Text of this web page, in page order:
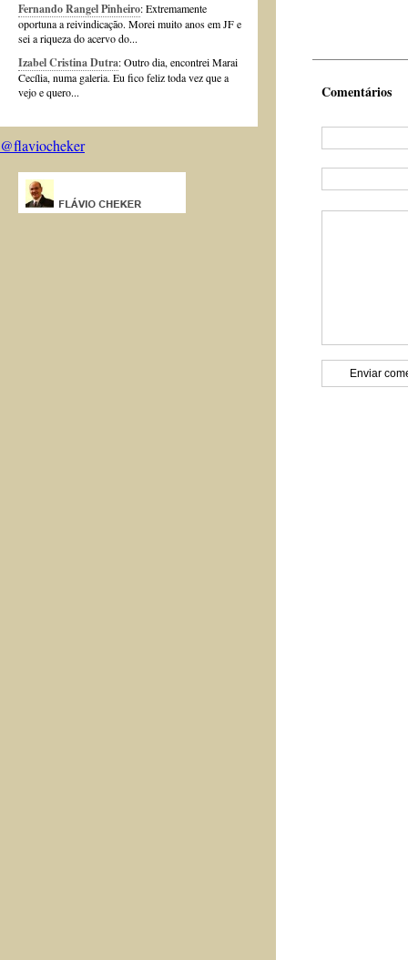
Fernando Rangel Pinheiro: Extremamente
oportuna a reivindicação. Morei muito anos em JF e
sei a riqueza do acervo do...
Izabel Cristina Dutra: Outro dia, encontrei Marai
Cecília, numa galeria. Eu fico feliz toda vez que a
vejo e quero...
@flaviocheker
Comentários